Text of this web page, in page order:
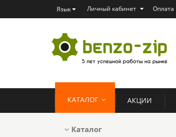
Язык Личный кабинет Оплата
КАТАЛОГ АКЦИИ
Каталог